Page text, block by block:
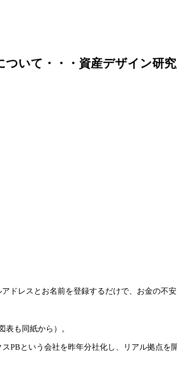
いて・・・資産デザイン研
アドレスとお名前を登録するだけで、お金の不
も同紙から）。
PBという会社を昨年分社化し、リアル拠点を